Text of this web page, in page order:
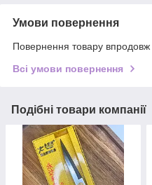
Умови повернення
Повернення товару впродовж
Всі умови повернення
Подібні товари компанії